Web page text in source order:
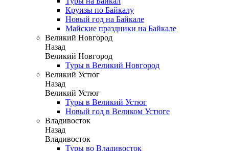
Круизы по Байкалу
Новый год на Байкале
Майские праздники на Байкале
Великий Новгород
Назад
Великий Новгород
Туры в Великий Новгород
Великий Устюг
Назад
Великий Устюг
Туры в Великий Устюг
Новый год в Великом Устюге
Владивосток
Назад
Владивосток
Туры во Владивосток